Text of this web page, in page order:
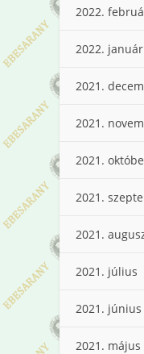
2022.
2022. január
2021.
2021.
2021.
2021.
2021.
2021. július
2021. június
2021. május